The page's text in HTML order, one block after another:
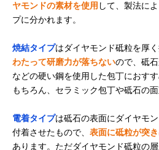
ヤモンドの素材を使用 して、製法に
プに分かれます。
焼結タイプはダイヤモンド砥粒を厚く
わたって研磨力が落ちないので、砥
などの硬い鋼を使用した包丁におす
もちろん、セラミック包丁や砥石の
電着タイプは砥石の表面にダイヤモ
付着させたもので、 表面に砥粒が突
あります。ただダイヤモンド砥粒の